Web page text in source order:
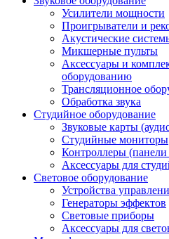
Усилители мощности
Проигрыватели и
Акустические
Микшерные пульты
Аксессуары и
оборудованию
Трансляционное
Обработка звука
Студийное оборудование
Звуковые карты
Студийные мониторы
Контроллеры (панели
Аксессуары для
Световое оборудование
Устройства
Генераторы эффектов
Световые приборы
Аксессуары для